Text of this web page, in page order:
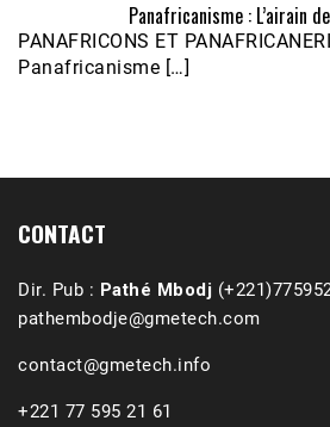
Écoutez le parcours de
Nobana (Podologue)
Feb 24, 2021 • 28mn
Panafricanisme : L’airain
PANAFRICONS ET
Panafricanisme […]
CONTACT
Dir. Pub : Pathé Mbodj
pathembodje@gmetech.com
contact@gmetech.info
+221 77 595 21 61